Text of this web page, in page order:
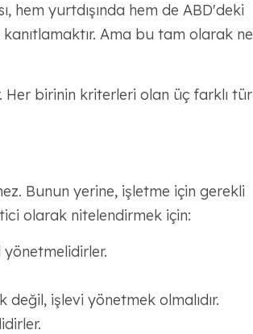
hem yurtdışında hem de ABD'deki
Ama bu tam olarak ne
birinin kriterleri olan üç farklı tür
Bunun yerine, işletme için gerekli
olarak nitelendirmek için:
yönetmelidirler.
işlevi yönetmek olmalıdır.